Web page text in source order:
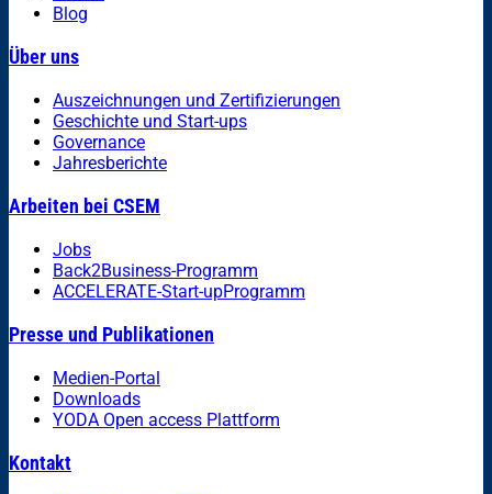
Blog
Über uns
Auszeichnungen und Zertifizierungen
Geschichte und Start-ups
Governance
Jahresberichte
Arbeiten bei CSEM
Jobs
Back2Business-Programm
ACCELERATE-Start-upProgramm
Presse und Publikationen
Medien-Portal
Downloads
YODA Open access Plattform
Kontakt